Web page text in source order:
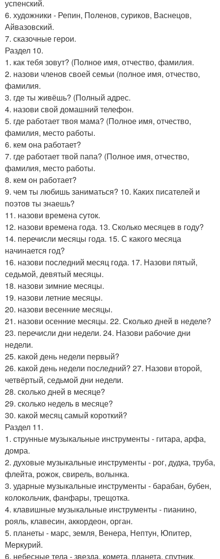
успенский.
6. художники - Репин, Поленов, суриков, Васнецов,
Айвазовский.
7. сказочные герои.
Раздел 10.
1. как тебя зовут? (Полное имя, отчество, фамилия.
2. назови членов своей семьи (полное имя, отчество,
фамилия.
3. где ты живёшь? (Полный адрес.
4. назови свой домашний телефон.
5. где работает твоя мама? (Полное имя, отчество,
фамилия, место работы.
6. кем она работает?
7. где работает твой папа? (Полное имя, отчество,
фамилия, место работы.
8. кем он работает?
9. чем ты любишь заниматься? 10. Каких писателей и
поэтов ты знаешь?
11. назови времена суток.
12. назови времена года. 13. Сколько месяцев в году?
14. перечисли месяцы года. 15. С какого месяца
начинается год?
16. назови последний месяц года. 17. Назови пятый,
седьмой, девятый месяцы.
18. назови зимние месяцы.
19. назови летние месяцы.
20. назови весенние месяцы.
21. назови осенние месяцы. 22. Сколько дней в неделе?
23. перечисли дни недели. 24. Назови рабочие дни
недели.
25. какой день недели первый?
26. какой день недели последний? 27. Назови второй,
четвёртый, седьмой дни недели.
28. сколько дней в месяце?
29. сколько недель в месяце?
30. какой месяц самый короткий?
Раздел 11.
1. струнные музыкальные инструменты - гитара, арфа,
домра.
2. духовые музыкальные инструменты - рог, дудка, труба,
флейта, рожок, свирель, волынка.
3. ударные музыкальные инструменты - барабан, бубен,
колокольчик, фанфары, трещотка.
4. клавишные музыкальные инструменты - пианино,
рояль, клавесин, аккордеон, орган.
5. планеты - марс, земля, Венера, Нептун, Юпитер,
Меркурий.
6. небесные тела - звезда, комета, планета, спутник,